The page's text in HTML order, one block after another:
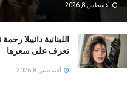
أغسطس 8, 2026
اللبنانية دانييلا
تعرف على سعرها
أغسطس 8, 2026